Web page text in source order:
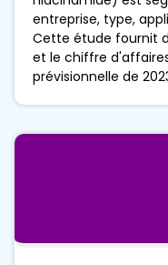
entreprise, type,
Cette étude fournit
et le chiffre
prévisionnelle de